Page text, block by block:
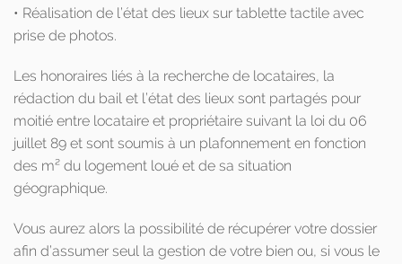
• Réalisation de l’état des lieux sur tablette tactile avec
prise de photos.
Les honoraires liés à la recherche de locataires, la
rédaction du bail et l’état des lieux sont partagés pour
moitié entre locataire et propriétaire suivant la loi du 06
juillet 89 et sont soumis à un plafonnement en fonction
des m² du logement loué et de sa situation
géographique.
Vous aurez alors la possibilité de récupérer votre dossier
afin d’assumer seul la gestion de votre bien ou, si vous le